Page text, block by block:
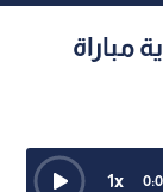
مباراة
1x